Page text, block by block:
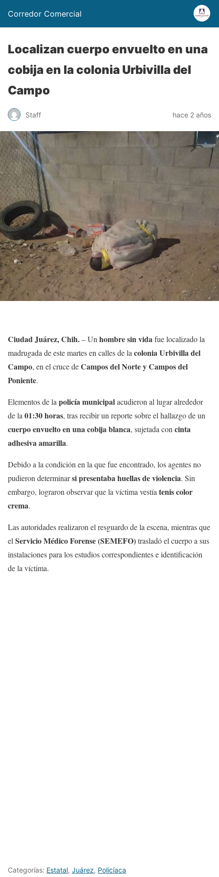
Corredor Comercial
Localizan cuerpo envuelto en una
cobija en la colonia Urbivilla del
Campo
Staff hace 2 años
Ciudad Juárez, Chih.– Un hombre sin vidafue localizado la
madrugada de este martes en calles de la colonia Urbivilla del
Campo, en el cruce deCampos del Norte y Campos del
Poniente.
Elementos de la policía municipalacudieron al lugar alrededor
de la 01:30 horas, tras recibir un reporte sobre el hallazgo de un
cuerpo envuelto en una cobija blanca, sujetada con cinta
adhesiva amarilla.
Debido a la condición en la que fue encontrado, los agentes no
pudieron determinarsi presentaba huellas de violencia. Sin
embargo, lograron observar que la víctima vestía tenis color
crema.
Las autoridades realizaron el resguardo de la escena, mientras que
el Servicio Médico Forense (SEMEFO)trasladó el cuerpo a sus
instalaciones para los estudios correspondientes e identificación
de la víctima.
Categorías: Estatal, Juárez, Policíaca